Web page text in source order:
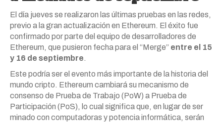
El día jueves se realizaron las últimas pruebas en las redes,
previo a la gran actualización en Ethereum. El éxito fue
confirmado por parte del equipo de desarrolladores de
Ethereum, que pusieron fecha para el “Merge” entre el 15
y 16 de septiembre.
Este podría ser el evento más importante de la historia del
mundo cripto. Ethereum cambiará su mecanismo de
consenso de Prueba de Trabajo (PoW) a Prueba de
Participación (PoS), lo cual significa que, en lugar de ser
minado con computadoras y potencia informática, serán